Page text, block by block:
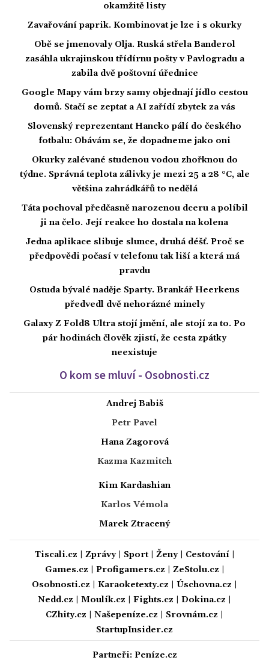
okamžitě listy
Zavařování paprik. Kombinovat je lze i s okurky
Obě se jmenovaly Olja. Ruská střela Banderol
zasáhla ukrajinskou třídírnu pošty v Pavlogradu a
zabila dvě poštovní úřednice
Google Mapy vám brzy samy objednají jídlo cestou
domů. Stačí se zeptat a AI zařídí zbytek za vás
Slovenský reprezentant Hancko pálí do českého
fotbalu: Obávám se, že dopadneme jako oni
Okurky zalévané studenou vodou zhořknou do
týdne. Správná teplota zálivky je mezi 25 a 28 °C, ale
většina zahrádkářů to nedělá
Táta pochoval předčasně narozenou dceru a políbil
ji na čelo. Její reakce ho dostala na kolena
Jedna aplikace slibuje slunce, druhá déšť. Proč se
předpovědi počasí v telefonu tak liší a která má
pravdu
Ostuda bývalé naděje Sparty. Brankář Heerkens
předvedl dvě nehorázné minely
Galaxy Z Fold8 Ultra stojí jmění, ale stojí za to. Po
pár hodinách člověk zjistí, že cesta zpátky
neexistuje
O kom se mluví - Osobnosti.cz
Andrej Babiš
Petr Pavel
Hana Zagorová
Kazma Kazmitch
Kim Kardashian
Karlos Vémola
Marek Ztracený
Tiscali.cz Zprávy| Sport| Ženy| Cestování|
Games.cz
Profigamers.cz ZeStolu.cz
Osobnosti.cz
Karaoketexty.cz Úschovna.cz
Nedd.cz
Moulík.cz Fights.cz Dokina.cz
CZhity.cz
Našepeníze.cz Srovnám.cz
StartupInsider.cz
Partneři: Peníze.cz